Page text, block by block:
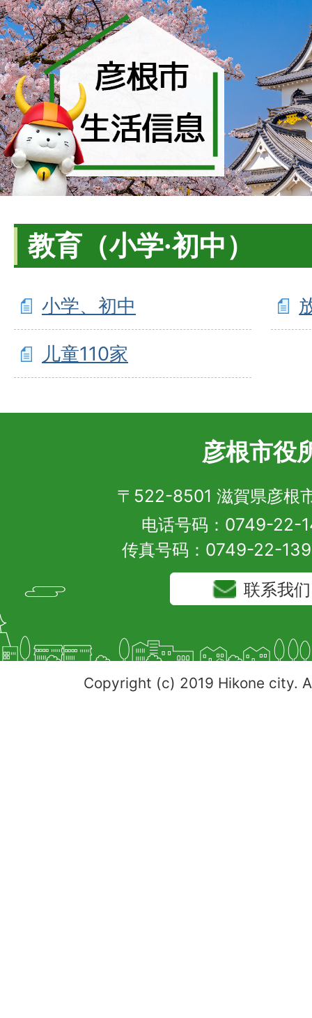
教育（小学·初中）
小学、初中
儿童110家
彦根市役
〒522-8501 滋賀県彦根
电话号码：0749-22-
传真号码：0749-22-
联系我们
Copyright (c) 2019 Hikone city.